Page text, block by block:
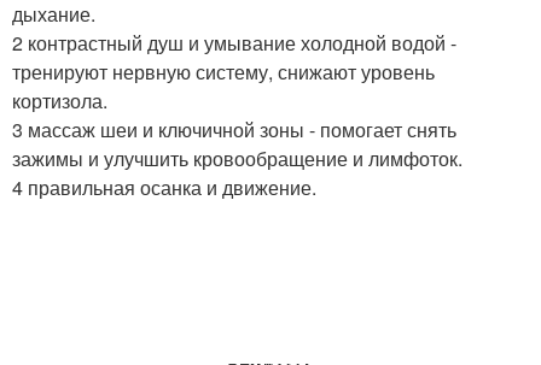
дыхание.
2 контрастный душ и умывание холодной водой -
тренируют нервную систему, снижают уровень
кортизола.
3 массаж шеи и ключичной зоны - помогает снять
зажимы и улучшить кровообращение и лимфоток.
4 правильная осанка и движение.